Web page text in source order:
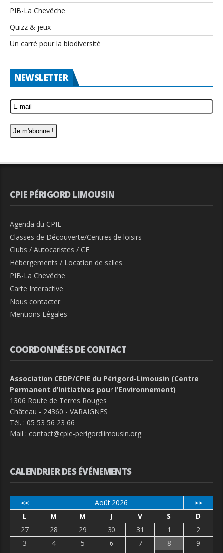
PIB-La Chevêche
Quizz & jeux
Un carré pour la biodiversité
NEWSLETTER
CPIE PÉRIGORD LIMOUSIN
Agenda du CPIE
Classes de Découverte/Centres de loisirs
Clubs / Autocaristes / CE
Hébergements / Location de salles
PIB-La Chevêche
Carte Interactive
Nous contacter
Mentions Légales
COORDONNÉES DE CONTACT
Association CEDP/CPIE du Périgord-Limousin (Centre
Permanent d’Initiatives pour l’Environnement)
1306 Route de Terres Rouges
Château - 24360 - VARAIGNES
Tél. : 05 53 56 23 66
Mail : contact@cpie-perigordlimousin.org
CALENDRIER DES ÉVÉNEMENTS
<< Août 2026 >>
L M M J V S
D
27
28 29 30 31 1
2
3
4 5 6 7 8
9